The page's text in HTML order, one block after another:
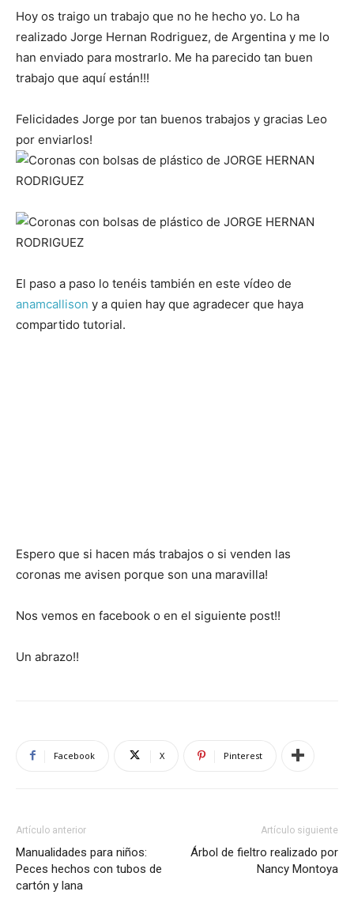
Hoy os traigo un trabajo que no he hecho yo. Lo ha
realizado Jorge Hernan Rodriguez, de Argentina y me lo
han enviado para mostrarlo. Me ha parecido tan buen
trabajo que aquí están!!!
Felicidades Jorge por tan buenos trabajos y gracias Leo
por enviarlos!
El paso a paso lo tenéis también en este vídeo de
anamcallison y a quien hay que agradecer que haya
compartido tutorial.
Espero que si hacen más trabajos o si venden las
coronas me avisen porque son una maravilla!
Nos vemos en facebook o en el siguiente post!!
Un abrazo!!
Facebook X Pinterest
Artículo anterior
Manualidades para niños:
Peces hechos con tubos de
cartón y lana
Artículo siguiente
Árbol de fieltro realizado por
Nancy Montoya